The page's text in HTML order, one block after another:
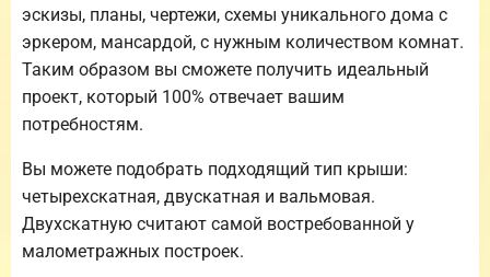
эскизы, планы, чертежи, схемы уникального дома с
эркером, мансардой, с нужным количеством комнат.
Таким образом вы сможете получить идеальный
проект, который 100% отвечает вашим
потребностям.
Вы можете подобрать подходящий тип крыши:
четырехскатная, двускатная и вальмовая.
Двухскатную считают самой востребованной у
малометражных построек.